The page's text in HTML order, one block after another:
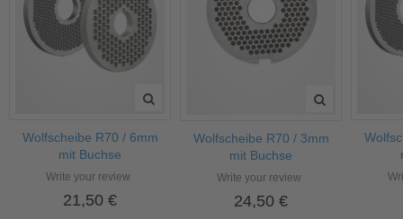
Wolfscheibe R70 / 6mm
mit Buchse
Write your review
21,50 €
Wolfscheibe R70 / 3mm
mit Buchse
Write your review
24,50 €